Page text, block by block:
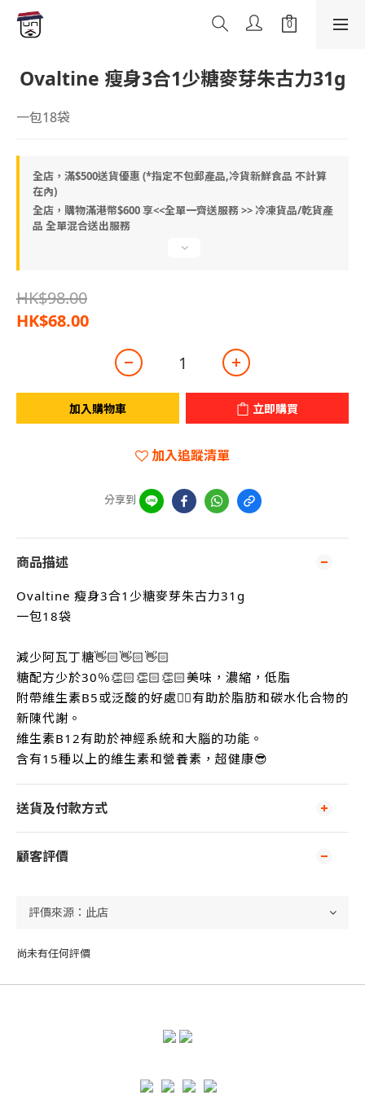
Ovaltine 瘦身3合1少糖麥芽朱古力31g
一包18袋
全店，滿$500送貨優惠 (*指定不包郵產品,冷貨新鮮食品 不計算
在內)
全店，購物滿港幣$600 享<<全單一齊送服務 >> 冷凍貨品/乾貨產
品 全單混合送出服務
HK$98.00
HK$68.00
加入購物車 立即購買
加入追蹤清單
分享到
商品描述
Ovaltine 瘦身3合1 少糖麥芽朱古力31g
一包18袋
減少阿瓦丁糖👋🏻👋🏻👋🏻
糖配方少於30％👏🏻👏🏻👏🏻美味，濃縮，低脂
附帶維生素B5或泛酸的好處👍🏻有助於脂肪和碳水化合物的
新陳代謝。
維生素B12有助於神經系統和大腦的功能。
含有15種以上的維生素和營養素，超健康😎
送貨及付款方式
顧客評價
尚未有任何評價